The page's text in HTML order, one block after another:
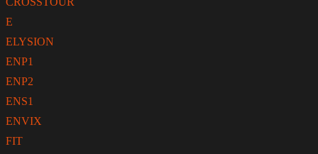
E
ELYSION
ENP1
ENP2
ENS1
ENVIX
FIT